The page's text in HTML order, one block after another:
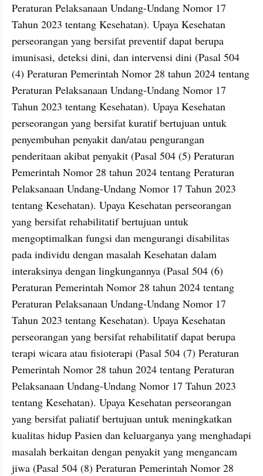
Peraturan Pelaksanaan Undang-Undang Nomor 17
Tahun 2023 tentang Kesehatan). Upaya Kesehatan
perseorangan yang bersifat preventif dapat berupa
imunisasi, deteksi dini, dan intervensi dini (Pasal 504
(4) Peraturan Pemerintah Nomor 28 tahun 2024 tentang
Peraturan Pelaksanaan Undang-Undang Nomor 17
Tahun 2023 tentang Kesehatan). Upaya Kesehatan
perseorangan yang bersifat kuratif bertujuan untuk
penyembuhan penyakit dan/atau pengurangan
penderitaan akibat penyakit (Pasal 504 (5) Peraturan
Pemerintah Nomor 28 tahun 2024 tentang Peraturan
Pelaksanaan Undang-Undang Nomor 17 Tahun 2023
tentang Kesehatan). Upaya Kesehatan perseorangan
yang bersifat rehabilitatif bertujuan untuk
mengoptimalkan fungsi dan mengurangi disabilitas
pada individu dengan masalah Kesehatan dalam
interaksinya dengan lingkungannya (Pasal 504 (6)
Peraturan Pemerintah Nomor 28 tahun 2024 tentang
Peraturan Pelaksanaan Undang-Undang Nomor 17
Tahun 2023 tentang Kesehatan). Upaya Kesehatan
perseorangan yang bersifat rehabilitatif dapat berupa
terapi wicara atau fisioterapi (Pasal 504 (7) Peraturan
Pemerintah Nomor 28 tahun 2024 tentang Peraturan
Pelaksanaan Undang-Undang Nomor 17 Tahun 2023
tentang Kesehatan). Upaya Kesehatan perseorangan
yang bersifat paliatif bertujuan untuk meningkatkan
kualitas hidup Pasien dan keluarganya yang menghadapi
masalah berkaitan dengan penyakit yang mengancam
jiwa (Pasal 504 (8) Peraturan Pemerintah Nomor 28